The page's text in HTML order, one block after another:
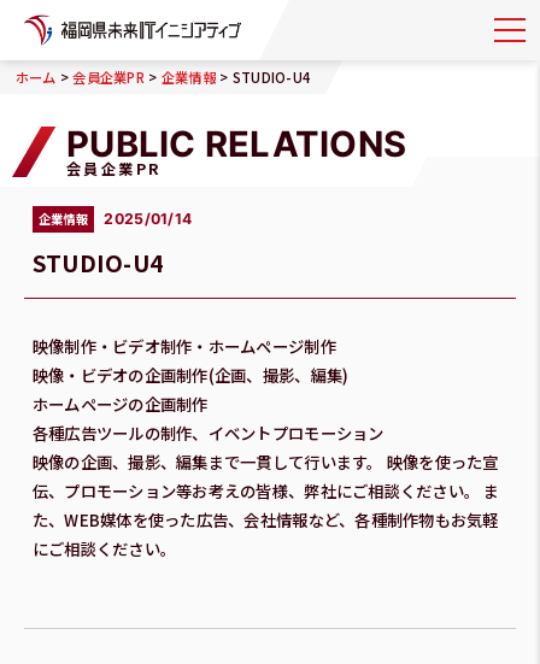
ホーム >会員企業PR > 企業情報> STUDIO-U4
PUBLIC RELATIONS
会員企業PR
企業情報 2025/01/14
STUDIO-U4
映像制作・ビデオ制作・ホームページ制作
映像・ビデオの企画制作(企画、撮影、編集)
ホームページの企画制作
各種広告ツールの制作、イベントプロモーション
映像の企画、撮影、編集まで一貫して行います。 映像を使った宣
伝、プロモーション等お考えの皆様、弊社にご相談ください。 ま
た、WEB媒体を使った広告、会社情報など、各種制作物もお気軽
にご相談ください。